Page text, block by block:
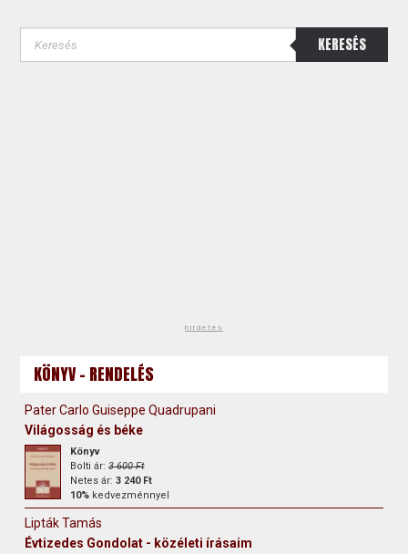
KERESÉS
hirdetés
KÖNYV - RENDELÉS
Pater Carlo Guiseppe Quadrupani
Világosság és béke
Könyv
Bolti ár:3 600 Ft
Netes ár:3 240 Ft
10% kedvezménnyel
Lipták Tamás
Évtizedes Gondolat - közéleti írásaim